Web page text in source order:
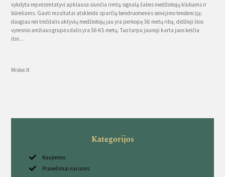
vykdyta reprezentatyvi apklausa siunčia rimtą signalą šalies medžiotojų klubams ir
būreliams. Gauti rezultatai atskleidė sparčią bendruomenės senėjimo tendenciją:
daugiau nei trečdalis aktyvių medžiotojų jau yra perkopę 56 metų ribą, didžioji šios
vyresnio amžiaus grupės dalis yra 56-65 metų. Tuo tarpu jaunoji karta juos keičia
itin…
Miske.lt
Kategorijos
Naujienos
Pranešimai nariams